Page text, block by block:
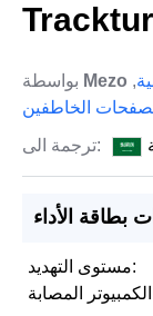
Mezo ,
الخاطفين
ترجمة الى:
بطاقة الأداء
مستوى التهديد: